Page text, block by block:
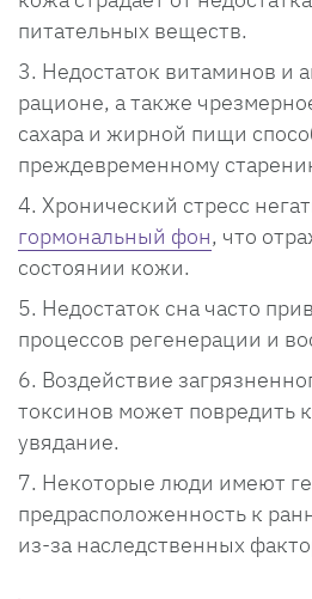
питательных веществ.
Недостаток витаминов и
рационе, а также
сахара и жирной пищи
преждевременному
Хронический стресс
гормональный фон, что
состоянии кожи.
Недостаток сна часто
процессов регенерации и
Воздействие
токсинов может повредить
увядание.
Некоторые люди имеют
предрасположенность к
из-за наследственных